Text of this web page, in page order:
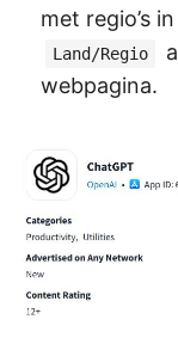
met regio’s
Land/Regio
webpagina.